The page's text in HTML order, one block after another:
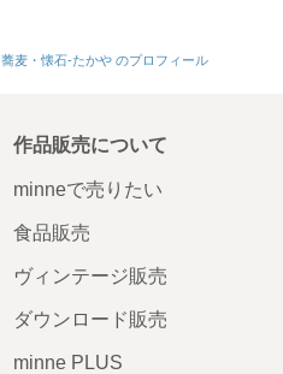
蕎麦・懐石-たかや のプロフィール
作品販売について
minneで売りたい
食品販売
ヴィンテージ販売
ダウンロード販売
minne PLUS